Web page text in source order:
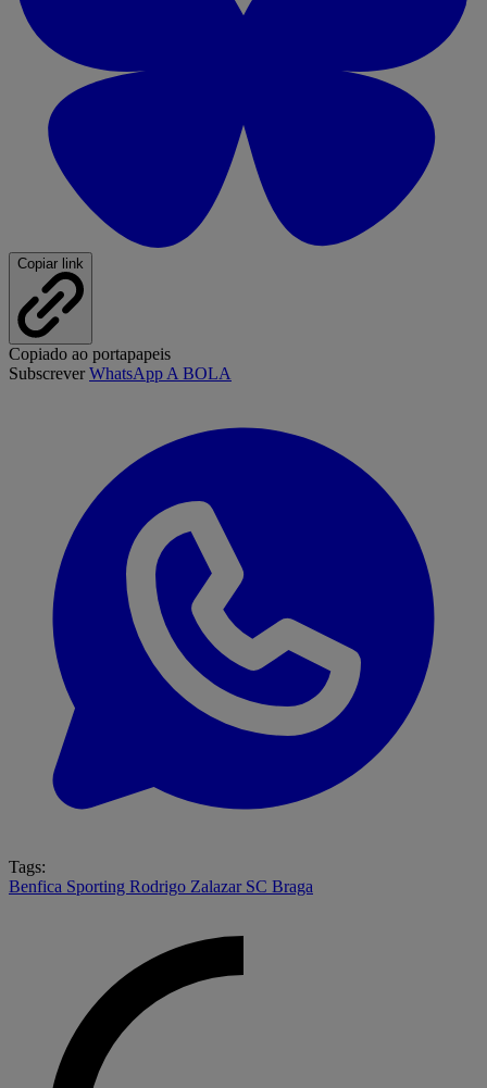
Copiar link
Copiado ao portapapeis
SubscreverWhatsApp A BOLA
Tags:
Benfica Sporting Rodrigo Zalazar SC Braga